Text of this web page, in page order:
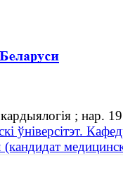
; нар.
ўніверсітэт.